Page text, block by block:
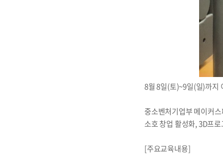
8월 8일(토)~9일(일)까지
중소벤처기업부 메이커
소호 창업 활성화, 3D프
[주요교육내용]